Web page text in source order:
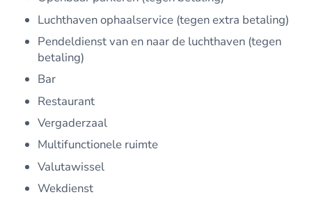
Luchthaven ophaalservice (tegen extra betaling)
Pendeldienst van en naar de luchthaven (tegen
betaling)
Bar
Restaurant
Vergaderzaal
Multifunctionele ruimte
Valutawissel
Wekdienst